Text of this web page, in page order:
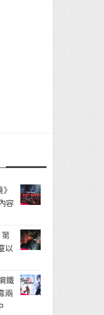
容
以
鐵
兩